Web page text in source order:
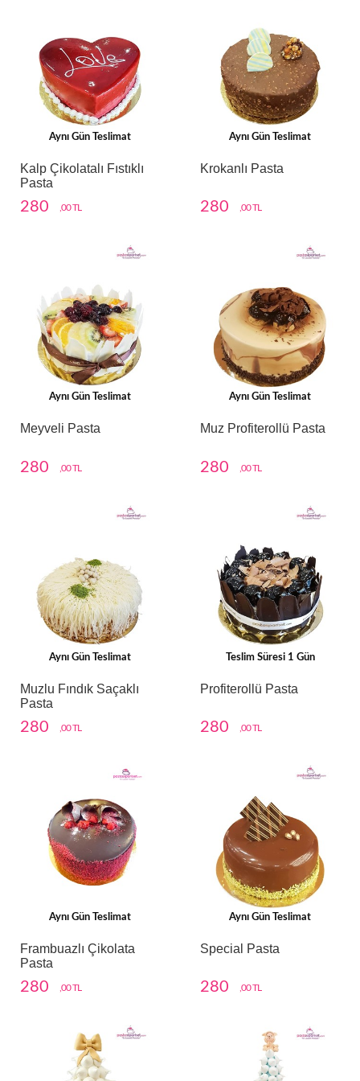
Aynı Gün Teslimat
Kalp Çikolatalı Fıstıklı
Pasta
280 ,00 TL
Aynı Gün Teslimat
Krokanlı Pasta
280 ,00 TL
Aynı Gün Teslimat
Meyveli Pasta
280 ,00 TL
Aynı Gün Teslimat
Muz Profiterollü Pasta
280 ,00 TL
Aynı Gün Teslimat
Muzlu Fındık Saçaklı
Pasta
280 ,00 TL
Teslim Süresi 1 Gün
Profiterollü Pasta
280 ,00 TL
Aynı Gün Teslimat
Frambuazlı Çikolata
Pasta
280 ,00 TL
Aynı Gün Teslimat
Special Pasta
280 ,00 TL